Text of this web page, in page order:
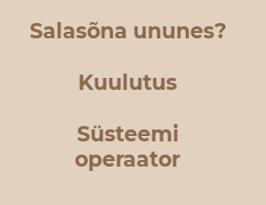
Salasõna ununes?
Kuulutus
Süsteemi
operaator